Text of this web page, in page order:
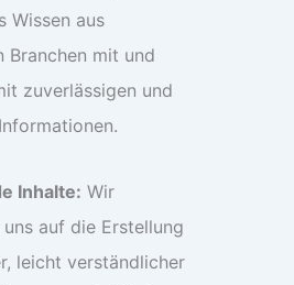
Wissen aus
Branchen mit und
zuverlässigen und
Inhalte: Wir
auf die Erstellung
leicht verständlicher